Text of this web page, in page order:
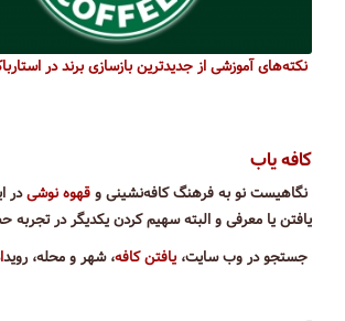
نکته‌های آموزشی از جدیدترین بازسازی برند در
کافه یاب
نگاهیست نو به فرهنگ کافه‌نشینی وقهوه نوشیدر
یافتن یا معرفی و البته سهیم کردن یکدیگر در تجربه
جستجو در وب سایت، یافتن کافه، شهر و محله، روید